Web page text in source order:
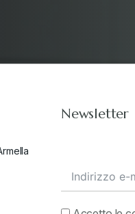
Stampa 2023
valore in dogana
Newsletter